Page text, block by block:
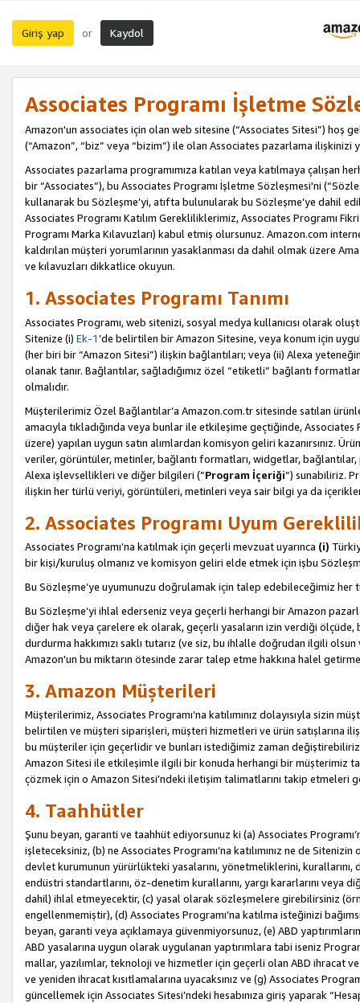
Giriş yap or Kaydol
Associates Programı İşletme
Amazon'un associates için olan web sitesine (“Associates Sitesi”) hoş
(“Amazon”, “biz” veya “bizim”) ile olan Associates pazarlama ilişkinizi
Associates pazarlama programımıza katılan veya katılmaya çalışan
bir “Associates”), bu Associates Programı İşletme Sözleşmesi'ni
kullanarak bu Sözleşme’yi, atıfta bulunularak bu Sözleşme’ye dahil
Associates Programı Katılım Gerekliliklerimiz, Associates Programı
Programı Marka Kılavuzları) kabul etmiş olursunuz. Amazon.com
kaldırılan müşteri yorumlarının yasaklanması da dahil olmak üzere
ve kılavuzları dikkatlice okuyun.
1. Associates Programı Tanımı
Associates Programı, web sitenizi, sosyal medya kullanıcısı olarak
Sitenize (i) Ek-1’de belirtilen bir Amazon Sitesine, veya konum için
(her biri bir “Amazon Sitesi”) ilişkin bağlantıları; veya (ii) Alexa
olanak tanır. Bağlantılar, sağladığımız özel “etiketli” bağlantı
olmalıdır.
Müşterilerimiz Özel Bağlantılar’a Amazon.com.tr sitesinde satılan
amacıyla tıkladığında veya bunlar ile etkileşime geçtiğinde,
üzere) yapılan uygun satın alımlardan komisyon geliri kazanırsınız.
veriler, görüntüler, metinler, bağlantı formatları, widgetlar,
Alexa işlevsellikleri ve diğer bilgileri (”Program İçeriği”) sunabiliriz.
ilişkin her türlü veriyi, görüntüleri, metinleri veya sair bilgi ya da içerikleri
2. Associates Programı Uyum
Associates Programı’na katılmak için geçerli mevzuat uyarınca (i)
bir kişi/kuruluş olmanız ve komisyon geliri elde etmek için işbu
Bu Sözleşme’ye uyumunuzu doğrulamak için talep edebileceğimiz
Bu Sözleşme’yi ihlal ederseniz veya geçerli herhangi bir Amazon
diğer hak veya çarelere ek olarak, geçerli yasaların izin verdiği
durdurma hakkımızı saklı tutarız (ve siz, bu ihlalle doğrudan ilgili
Amazon'un bu miktarın ötesinde zarar talep etme hakkına halel
3. Amazon Müşterileri
Müşterilerimiz, Associates Programı’na katılımınız dolayısıyla sizin
belirtilen ve müşteri siparişleri, müşteri hizmetleri ve ürün satışlarına
bu müşteriler için geçerlidir ve bunları istediğimiz zaman
Amazon Sitesi ile etkileşimle ilgili bir konuda herhangi bir müşterimiz
çözmek için o Amazon Sitesi’ndeki iletişim talimatlarını takip etmeleri
4. Taahhütler
Şunu beyan, garanti ve taahhüt ediyorsunuz ki (a) Associates
işleteceksiniz, (b) ne Associates Programı’na katılımınız ne de
devlet kurumunun yürürlükteki yasalarını, yönetmeliklerini,
endüstri standartlarını, öz-denetim kurallarını, yargı kararlarını
dahil) ihlal etmeyecektir, (c) yasal olarak sözleşmelere girebilirsiniz
engellenmemiştir), (d) Associates Programı’na katılma isteğinizi
beyan, garanti veya açıklamaya güvenmiyorsunuz, (e) ABD
ABD yasalarına uygun olarak uygulanan yaptırımlara tabi iseniz
mallar, yazılımlar, teknoloji ve hizmetler için geçerli olan ABD ihracat
ve yeniden ihracat kısıtlamalarına uyacaksınız ve (g) Associates
güncellemek için Associates Sitesi’ndeki hesabınıza giriş yaparak